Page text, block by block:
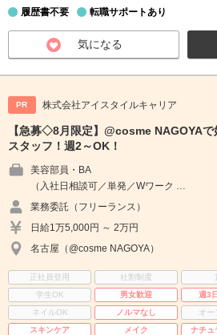
履歴書不要 転職サポートあり
気になる
PR 株式会社アイスタイルキャリア
【急募◇8月限定】@cosme NAGOYA
スタッフ！週2～OK！
美容部員・BA
（入社日相談可／単発／Wワーク …
業務委託（フリーランス）
日給1万5,000円 ～ 2万円
名古屋（@cosme NAGOYA）
正社員登用 社割制度
学生OK
男女歓迎 週3
ネイルOK
ノルマなし オー
スキンケア
メイク ナチュ